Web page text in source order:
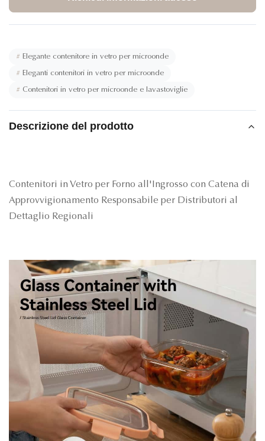
# Elegante contenitore in vetro per microonde
# Eleganti contenitori in vetro per microonde
# Contenitori in vetro per microonde e lavastoviglie
Descrizione del prodotto
Contenitori in Vetro per Forno all'Ingrosso con Catena di
Approvvigionamento Responsabile per Distributori al
Dettaglio Regionali